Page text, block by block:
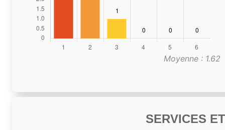
Moyenne : 1.62
SERVICES